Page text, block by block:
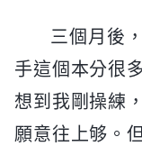
三個月後
手這個本分很
想到我剛操練
願意往上够。